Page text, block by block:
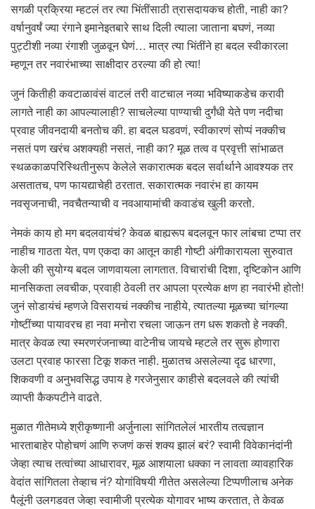
सगळी प्रक्रिया म्हटलं तर त्या भिंतींसाठी त्रासदायकच होती, नाही का?
वर्षानुवर्षं ज्या रंगाने इमानेइतबारे साथ दिली त्याला जाताना बघणं, नव्या
पुट्टीशी नव्या रंगाशी जुळवून घेणं… मात्र त्या भिंतींने हा बदल स्वीकारला
म्हणून तर नवारंभाच्या साक्षीदार ठरल्या की हो त्या!
जुनं कितीही कवटाळावंसं वाटलं तरी वाटचाल नव्या भविष्याकडेच करावी
लागते नाही का आपल्यालाही? साचलेल्या पाण्याची दुर्गंधी येते पण नदीचा
प्रवाह जीवनदायी बनतोच की. हा बदल घडवणं, स्वीकारणं सोप्पं नक्कीच
नसतं पण खरंच अशक्यही नसतं, नाही का? मूळ तत्व व प्रवृत्ती सांभाळत
स्थळकाळपरिस्थितीनुरूप केलेले सकारात्मक बदल सर्वार्थाने आवश्यक तर
असतातच, पण फायद्याचेही ठरतात. सकारात्मक नवारंभ हा कायम
नवसृजनाची, नवचैतन्याची व नवआयामांची कवाडंच खुली करतो.
नेमकं काय हो मग बदलवायंचं? केवळ बाह्यरूप बदलवून फार लांबचा टप्पा तर
नाहीच गाठता येत, पण एकदा का आतून काही गोष्टी अंगीकारायला सुरुवात
केली की सुयोग्य बदल जाणवायला लागतात. विचारांची दिशा, दृष्टिकोन आणि
मानसिकता लवचीक, प्रवाही ठेवली तर आपला प्रत्येक क्षण हा नवारंभी होतो!
जुनं सोडायंचं म्हणजे विसरायचं नक्कीच नाहीये, त्यातल्या मूळच्या चांगल्या
गोष्टींच्या पायावरच हा नवा मनोरा रचला जाऊन तग धरू शकतो हे नक्की.
मात्र केवळ त्या स्मरणरंजनाच्या वाटेनीच जायचे म्हटले तर सुरू होणारा
उलटा प्रवाह फारसा टिकू शकत नाही. मुळातच असलेल्या दृढ धारणा,
शिकवणी व अनुभवसिद्ध उपाय हे गरजेनुसार काहीसे बदलवले की त्यांची
व्याप्ती कैकपटीने वाढते.
मुळात गीतेमध्ये श्रीकृष्णानी अर्जुनाला सांगितलेलं भारतीय तत्वज्ञान
भारताबाहेर पोहोचणं आणि रुजणं कसं शक्य झालं बरं? स्वामी विवेकानंदांनी
जेव्हा त्याच तत्वांच्या आधारावर, मूळ आशयाला धक्का न लावता व्यावहारिक
वेदांत सांगितला तेव्हाच नं? योगांविषयी गीतेत असलेल्या टिप्पणीलाच अनेक
पैलूंनी उलगडवत जेव्हा स्वामीजी प्रत्येक योगावर भाष्य करतात, ते केवळ